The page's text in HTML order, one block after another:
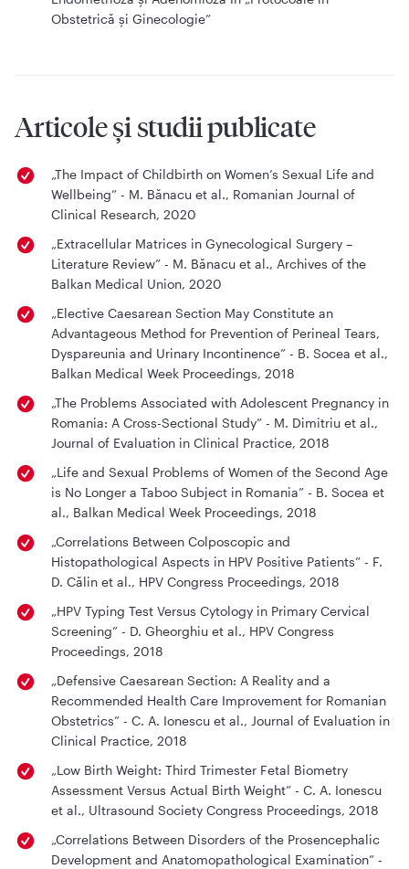
Obstetrică și Ginecologie”
Articole și studii publicate
„The Impact of Childbirth on Women’s Sexual Life and
Wellbeing” - M. Bănacu et al., Romanian Journal of
Clinical Research, 2020
„Extracellular Matrices in Gynecological Surgery –
Literature Review” - M. Bănacu et al., Archives of the
Balkan Medical Union, 2020
„Elective Caesarean Section May Constitute an
Advantageous Method for Prevention of Perineal Tears,
Dyspareunia and Urinary Incontinence” - B. Socea et al.,
Balkan Medical Week Proceedings, 2018
„The Problems Associated with Adolescent Pregnancy in
Romania: A Cross-Sectional Study” - M. Dimitriu et al.,
Journal of Evaluation in Clinical Practice, 2018
„Life and Sexual Problems of Women of the Second Age
is No Longer a Taboo Subject in Romania” - B. Socea et
al., Balkan Medical Week Proceedings, 2018
„Correlations Between Colposcopic and
Histopathological Aspects in HPV Positive Patients” - F.
D. Călin et al., HPV Congress Proceedings, 2018
„HPV Typing Test Versus Cytology in Primary Cervical
Screening” - D. Gheorghiu et al., HPV Congress
Proceedings, 2018
„Defensive Caesarean Section: A Reality and a
Recommended Health Care Improvement for Romanian
Obstetrics” - C. A. Ionescu et al., Journal of Evaluation in
Clinical Practice, 2018
„Low Birth Weight: Third Trimester Fetal Biometry
Assessment Versus Actual Birth Weight” - C. A. Ionescu
et al., Ultrasound Society Congress Proceedings, 2018
„Correlations Between Disorders of the Prosencephalic
Development and Anatomopathological Examination” -